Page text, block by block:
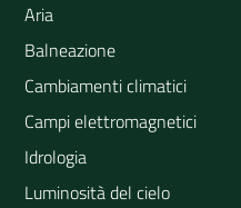
Aria
Balneazione
Cambiamenti climatici
Campi elettromagnetici
Idrologia
Luminosità del cielo